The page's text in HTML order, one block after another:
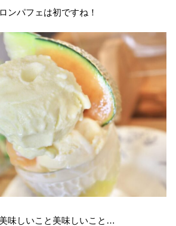
ンパフェは初ですね！
味しいこと美味しいこと…